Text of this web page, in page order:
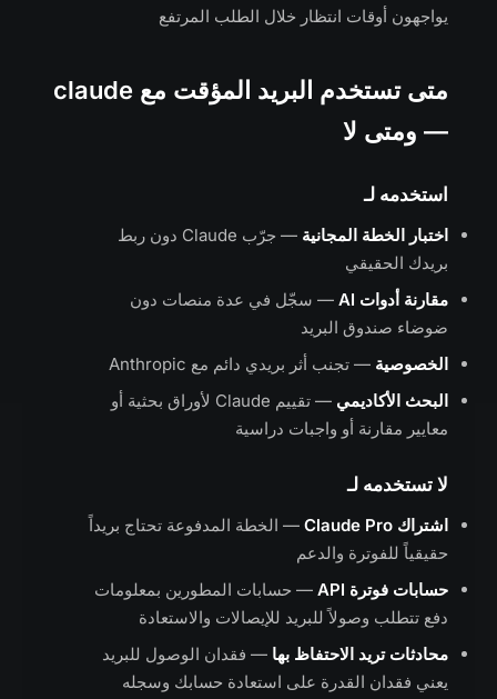
يواجهون أوقات انتظار خلال الطلب المرتفع
متى تستخدم البريد المؤقت مع claude
— ومتى لا
استخدمه لـ
اختبار الخطة المجانية
— جرّب Claude دون ربط
بريدك الحقيقي
مقارنة أدوات AI
— سجّل في عدة منصات دون
ضوضاء صندوق البريد
الخصوصية — تجنب أثر بريدي دائم مع Anthropic
البحث الأكاديمي
— تقييم Claude لأوراق بحثية أو
معايير مقارنة أو واجبات دراسية
لا تستخدمه لـ
اشتراك Claude Pro
— الخطة المدفوعة تحتاج بريداً
حقيقياً للفوترة والدعم
حسابات فوترة API
— حسابات المطورين بمعلومات
دفع تتطلب وصولاً للبريد للإيصالات والاستعادة
محادثات تريد الاحتفاظ بها — فقدان الوصول للبريد
يعني فقدان القدرة على استعادة حسابك وسجله